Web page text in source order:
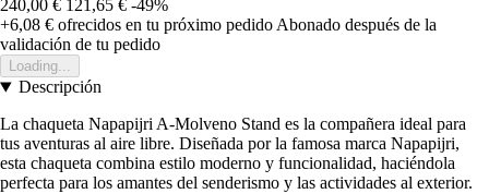
240,00 € 121,65 € -49%
+6,08 € ofrecidos en tu próximo pedidoAbonado después de la
validación de tu pedido
Loading...
Descripción
La chaqueta Napapijri A-Molveno Stand es la compañera ideal para
tus aventuras al aire libre. Diseñada por la famosa marca Napapijri,
esta chaqueta combina estilo moderno y funcionalidad, haciéndola
perfecta para los amantes del senderismo y las actividades al exterior.